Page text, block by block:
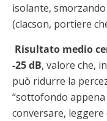
isolante,
(clacson, portiere
Risultato medio
-25 dB, valore che,
può ridurre la
“sottofondo
conversare,